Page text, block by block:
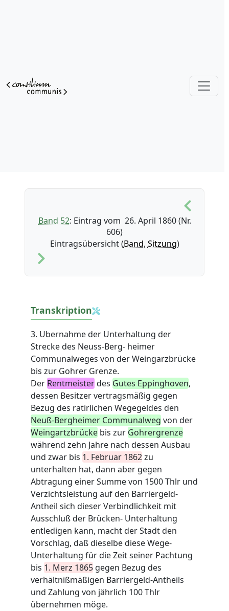
Band 52: Eintrag vom 26. April 1860 (Nr.
606)
Eintragsübersicht (Band, Sitzung)
Transkription
3. Ubernahme der Unterhaltung der
Strecke des Neuss-Berg- heimer
Communalweges von der Weingarzbrücke
bis zur Gohrer Grenze.
Der Rentmeisterdes Gutes Eppinghoven,
dessen Besitzer vertragsmäßig gegen
Bezug des ratirlichen Wegegeldes den
Neuß-Bergheimer Communalweg von der
Weingartzbrücke bis zur Gohrergrenze
während zehn Jahre nach dessen Ausbau
und zwar bis 1. Februar 1862zu
unterhalten hat, dann aber gegen
Abtragung einer Summe von 1500 Thlr und
Verzichtsleistung auf den Barriergeld-
Antheil sich dieser Verbindlichkeit mit
Ausschluß der Brücken- Unterhaltung
entledigen kann, macht der Stadt den
Vorschlag, daß dieselbe diese Wege-
Unterhaltung für die Zeit seiner Pachtung
bis 1. Merz 1865 gegen Bezug des
verhältnißmäßigen Barriergeld-Antheils
und Zahlung von jährlich 100 Thlr
übernehmen möge.